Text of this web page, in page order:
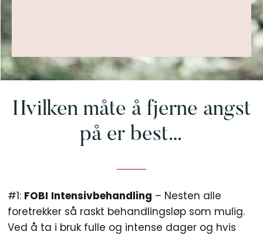
Hvilken måte å fjerne angst
på er best…
#1: FOBI Intensivbehandling – Nesten alle
foretrekker så raskt behandlingsløp som mulig.
Ved å ta i bruk fulle og intense dager og hvis